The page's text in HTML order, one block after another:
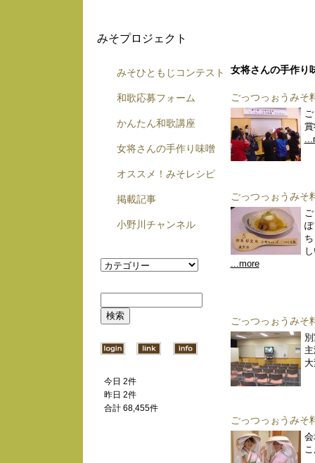
みそプロジェクト
女将さんの手作り
ごっつっぉうみ
ごっつっぉうみ
...more
ごっつっぉうみ
ごっつっぉうみ
みそひともじコンテスト
和歌応募フォーム
かんたん和歌講座
女将さんの手作り味噌
オススメ！みそレシピ
掲載記事
小野川チャンネル
今日 2件
昨日 2件
合計 68,455件